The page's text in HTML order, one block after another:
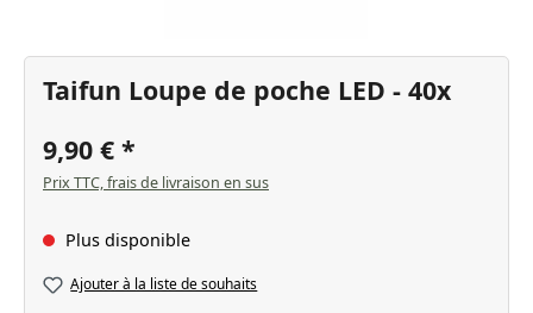
Taifun Loupe de poche LED - 40x
9,90 €
Prix TTC, frais de livraison en sus
Plus disponible
Ajouter à la liste de souhaits